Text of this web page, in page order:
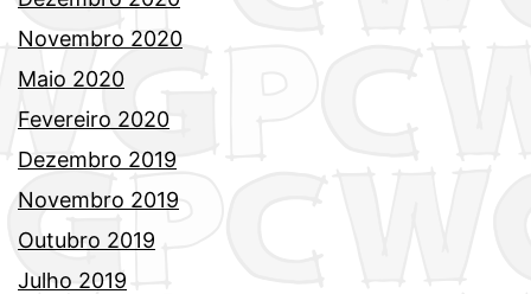
Novembro 2020
Maio 2020
Fevereiro 2020
Dezembro 2019
Novembro 2019
Outubro 2019
Julho 2019